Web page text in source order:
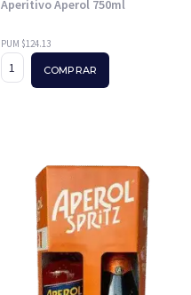
Aperitivo Aperol 750ml
PUM $124.13
COMPRAR